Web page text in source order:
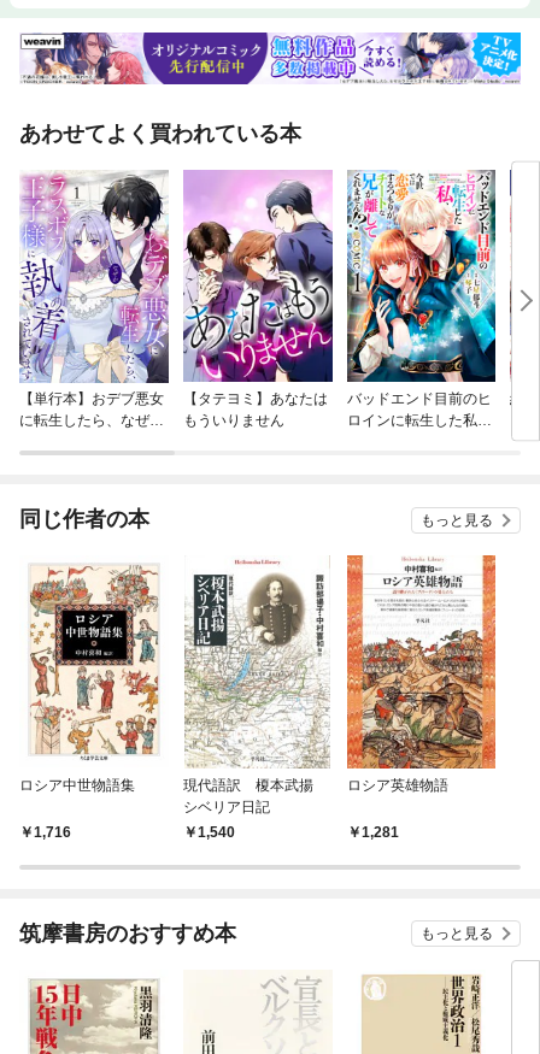
あわせてよく買われている本
【単行本】おデブ悪女
に転生したら、なぜか
【タテヨミ】あなたは
もういりません
バッドエンド目前のヒ
ロインに転生した私、
結
同じ作者の本 もっと見る
ロシア中世物語集
1,716
現代語訳 榎本武揚
シベリア日記
1,540
ロシア英雄物語
1,281
筑摩書房のおすすめ本 もっと見る